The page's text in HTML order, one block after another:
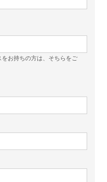
お持ちの方は、そちらをご